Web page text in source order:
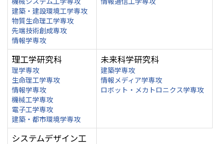
建築・建設環境工学専攻
物質生命理工学専攻
先端技術創成専攻
情報学専攻
理工学研究科
理学専攻
生命理工学専攻
情報学専攻
機械工学専攻
電子工学専攻
建築・都市環境学専攻
未来科学研究科
建築学専攻
情報メディア学専攻
ロボット・メカトロニクス学専攻
システムデザイン工